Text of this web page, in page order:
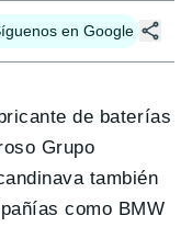
en Google
de baterías
Grupo
también
como BMW